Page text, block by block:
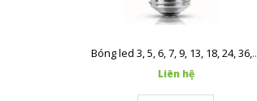
Bóng led 3, 5, 6, 7, 9, 13,
Liên hệ